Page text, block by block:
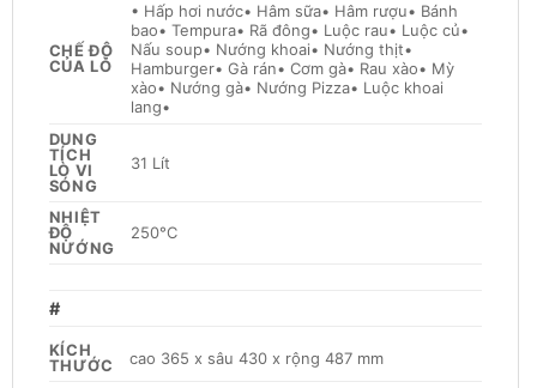
CHẾ ĐỘ
CỦA LÒ
• Hấp hơi nước• Hâm sữa• Hâm rượu• Bánh
bao• Tempura• Rã đông• Luộc rau• Luộc củ•
Nấu soup• Nướng khoai• Nướng thịt•
Hamburger• Gà rán• Cơm gà• Rau xào• Mỳ
xào• Nướng gà• Nướng Pizza• Luộc khoai
lang•
DUNG
TÍCH
LÒ VI
SÓNG
31 Lít
NHIỆT
ĐỘ
NƯỚNG
250°C
#
KÍCH
THƯỚC
cao 365 x sâu 430 x rộng 487 mm